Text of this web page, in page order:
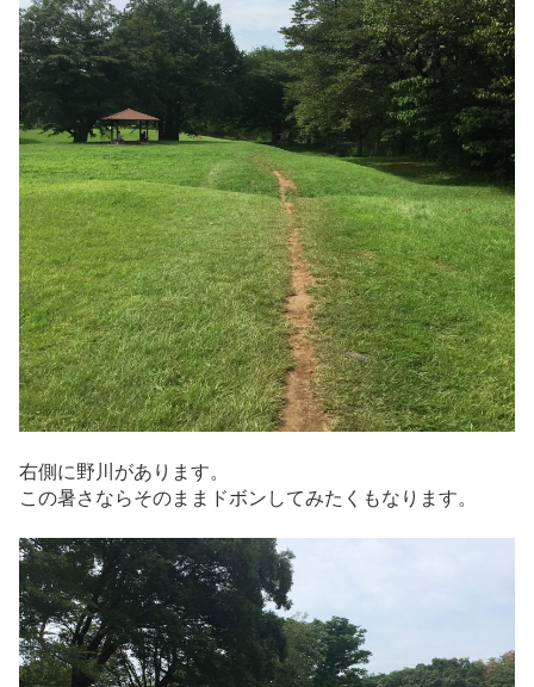
右側に野川があります。
この暑さならそのままドボンしてみたくもなります。